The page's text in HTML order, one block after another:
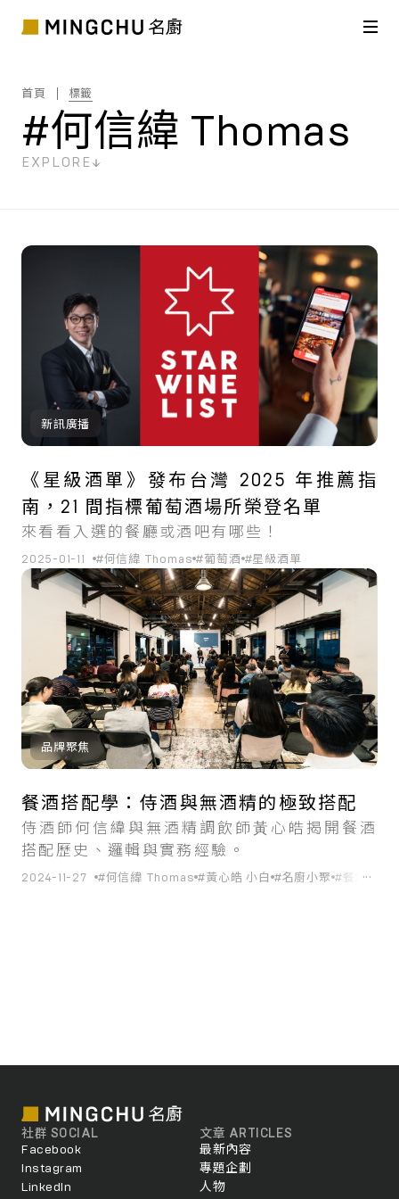
首頁 標籤
#何信緯 Thomas
EXPLORE
新訊廣播
《星級酒單》發布台灣 2025 年推薦指
南，21 間指標葡萄酒場所榮登名單
來看看入選的餐廳或酒吧有哪些！
2025-01-11 #何信緯 Thomas #葡萄酒 #星級酒單
品牌聚焦
餐酒搭配學：侍酒與無酒精的極致搭配
侍酒師何信緯與無酒精調飲師⿈⼼皓揭開餐酒
搭配歷史、邏輯與實務經驗。
2024-11-27 #何信緯 Thomas #黃⼼皓 小白 #名廚小聚 #餐酒搭配
...
社群 SOCIAL
Facebook
Instagram
LinkedIn
文章 ARTICLES
最新內容
專題企劃
人物